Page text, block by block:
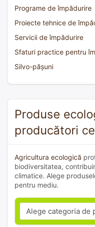
Programe de împădurire
Proiecte tehnice de
Servicii de împădurire
Sfaturi practice pentru
Silvo-pășuni
Produse
producători
Agricultura ecologică
biodiversitatea,
climatice. Alege
pentru mediu.